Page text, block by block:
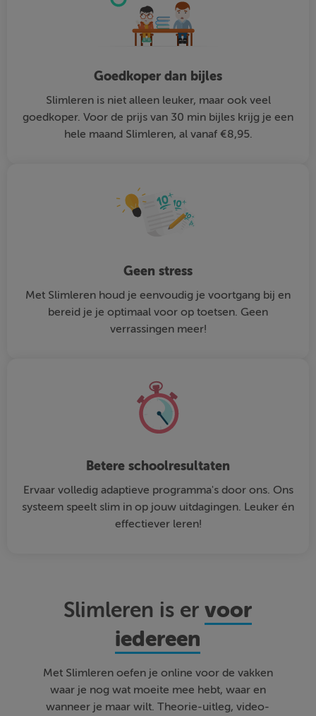
Goedkoper dan bijles
Slimleren is niet alleen leuker, maar ook veel
goedkoper. Voor de prijs van 30 min bijles krijg je een
hele maand Slimleren, al vanaf €8,95.
Geen stress
Met Slimleren houd je eenvoudig je voortgang bij en
bereid je je optimaal voor op toetsen. Geen
verrassingen meer!
Betere schoolresultaten
Ervaar volledig adaptieve programma's door ons. Ons
systeem speelt slim in op jouw uitdagingen. Leuker én
effectiever leren!
Slimleren is ervoor
iedereen
Met Slimleren oefen je online voor de vakken
waar je nog wat moeite mee hebt, waar en
wanneer je maar wilt. Theorie-uitleg, video-